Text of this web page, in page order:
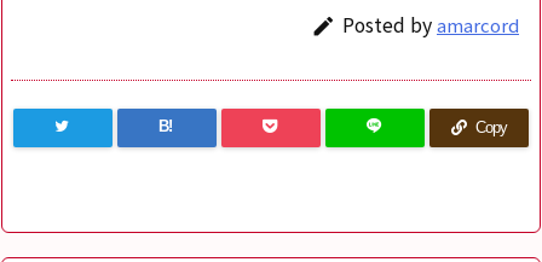
 Posted byamarcord
B! Copy